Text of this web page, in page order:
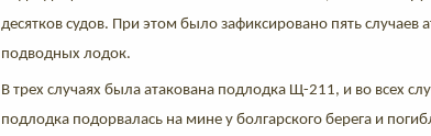
десятков судов. При этом было зафиксировано пять случаев
подводных лодок.
В трех случаях была атакована подлодка Щ-211, и во всех
подлодка подорвалась на мине у болгарского берега и